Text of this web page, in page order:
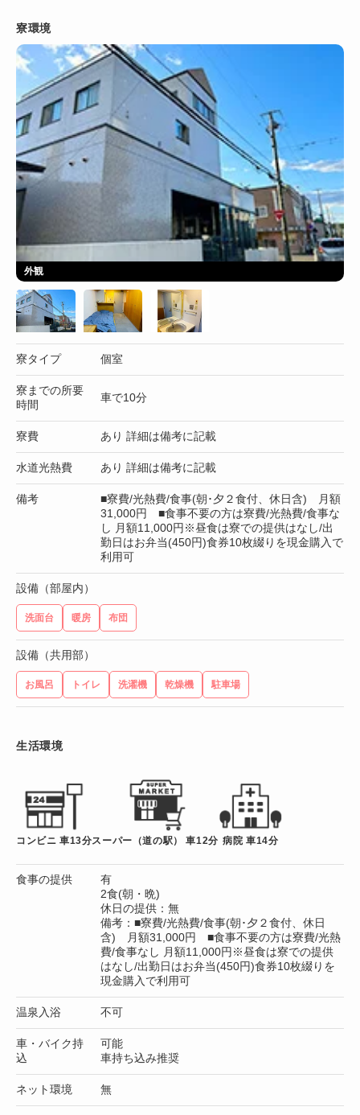
寮環境
外観
寮タイプ 個室
寮までの所要
時間
車で10分
寮費 あり 詳細は備考に記載
水道光熱費 あり 詳細は備考に記載
備考
■寮費/光熱費/食事(朝･夕２食付、休日含) 月額
31,000円 ■食事不要の方は寮費/光熱費/食事な
し 月額11,000円※昼食は寮での提供はなし/出
勤日はお弁当(450円)食券10枚綴りを現金購入で
利用可
設備（部屋内）
洗面台 暖房 布団
設備（共用部）
お風呂 トイレ 洗濯機 乾燥機 駐車場
生活環境
コンビニ 車13分スーパー（道の駅） 車12分 病院 車14分
食事の提供
有
2食(朝・晩)
休日の提供：無
備考：■寮費/光熱費/食事(朝･夕２食付、休日
含) 月額31,000円 ■食事不要の方は寮費/光熱
費/食事なし 月額11,000円※昼食は寮での提供
はなし/出勤日はお弁当(450円)食券10枚綴りを
現金購入で利用可
温泉入浴 不可
車・バイク持
込
可能
車持ち込み推奨
ネット環境 無